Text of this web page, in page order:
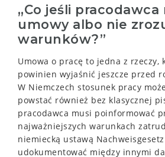
„Co jeśli pracodawca
umowy albo nie
warunków?”
Umowa o pracę to jedna z rzeczy,
powinien wyjaśnić jeszcze przed
W Niemczech stosunek pracy
powstać również bez klasycznej
pracodawca musi poinformować
najważniejszych warunkach
niemiecką ustawą
udokumentować między innymi